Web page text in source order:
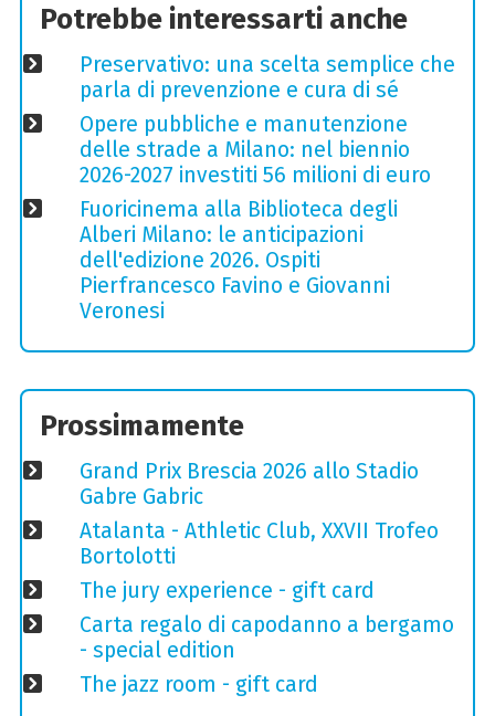
Potrebbe interessarti anche
Preservativo: una scelta semplice che
parla di prevenzione e cura di sé
Opere pubbliche e manutenzione
delle strade a Milano: nel biennio
2026-2027 investiti 56 milioni di euro
Fuoricinema alla Biblioteca degli
Alberi Milano: le anticipazioni
dell'edizione 2026. Ospiti
Pierfrancesco Favino e Giovanni
Veronesi
Prossimamente
Grand Prix Brescia 2026 allo Stadio
Gabre Gabric
Atalanta - Athletic Club, XXVII Trofeo
Bortolotti
The jury experience - gift card
Carta regalo di capodanno a bergamo
- special edition
The jazz room - gift card